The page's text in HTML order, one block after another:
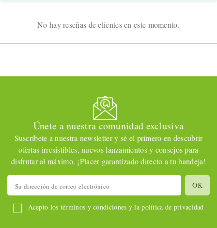
No hay reseñas de clientes en este momento.
Únete a nuestra comunidad exclusiva
Suscríbete a nuestra newsletter y sé el primero en descubrir
ofertas irresistibles, nuevos lanzamientos y consejos para
disfrutar al máximo. ¡Placer garantizado directo a tu bandeja!
Acepto los términos y condiciones y la política de privacidad